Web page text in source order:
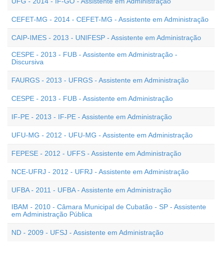
CEFET-MG - 2014 - CEFET-MG - Assistente em Administração
CAIP-IMES - 2013 - UNIFESP - Assistente em Administração
CESPE - 2013 - FUB - Assistente em Administração -
Discursiva
FAURGS - 2013 - UFRGS - Assistente em Administração
CESPE - 2013 - FUB - Assistente em Administração
IF-PE - 2013 - IF-PE - Assistente em Administração
UFU-MG - 2012 - UFU-MG - Assistente em Administração
FEPESE - 2012 - UFFS - Assistente em Administração
NCE-UFRJ - 2012 - UFRJ - Assistente em Administração
UFBA - 2011 - UFBA - Assistente em Administração
IBAM - 2010 - Câmara Municipal de Cubatão - SP - Assistente
em Administração Pública
ND - 2009 - UFSJ - Assistente em Administração